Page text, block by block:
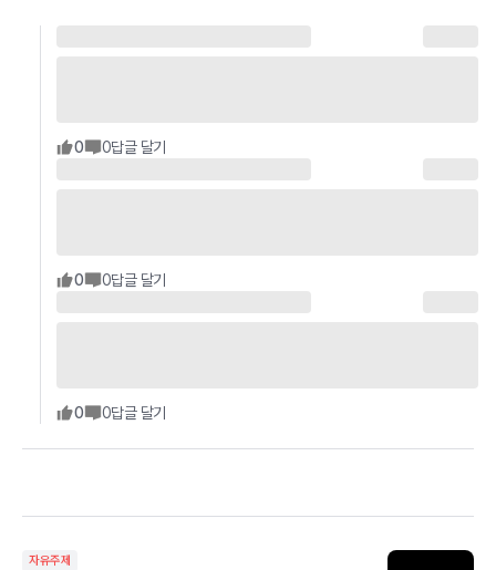
0 0답글 달기
0 0답글 달기
0 0답글 달기
자유주제